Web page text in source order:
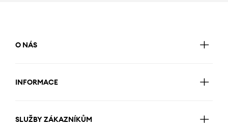
O NÁS
INFORMACE
SLUŽBY ZÁKAZNÍKŮM